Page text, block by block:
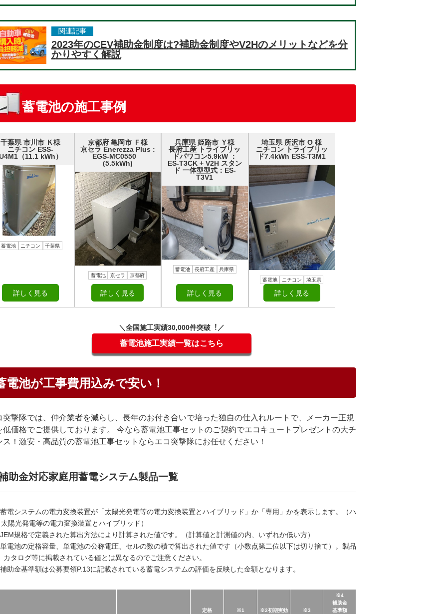
関連記事
2023年のCEV補助金制度は?補助金制度やV2Hのメリットなどを分
かりやすく解説
蓄電池の施工事例
千葉県 市川市 Ｋ様
ニチコン ESS-
（11.1 kWh）
蓄電池 ニチコン 千葉県
詳しく見る
京都府 亀岡市 Ｆ様
京セラ Enerezza Plus :
EGS-MC0550
(5.5kWh)
蓄電池 京セラ 京都府
詳しく見る
兵庫県 姫路市 Ｙ様
長府工産 トライブリッ
ドパワコン5.9kW ：
ES-T3CK + V2H スタン
ド 一体型型式：ES-
T3V1
蓄電池 長府工産 兵庫県
詳しく見る
埼玉県 所沢市 О 様
ニチコン トライブリッ
ド7.4kWh ESS-T3M1
蓄電池 ニチコン 埼玉県
詳しく見る
＼全国施⼯実績30,000件突破︕／
蓄電池施工実績一覧はこちら
電池が工事費用込みで安い！
突撃隊では、仲介業者を減らし、長年のお付き合いで培った独自の仕入れルートで、メーカー正規
低価格でご提供しております。 今なら蓄電池工事セットのご契約でエコキュートプレゼントの大チ
ス！激安・高品質の蓄電池工事セットならエコ突撃隊にお任せください！
助金対応家庭用蓄電システム製品一覧
電システムの電力変換装置が「太陽光発電等の電力変換装置とハイブリッド」か「専用」かを表示します。（ハ
陽光発電等の電力変換装置とハイブリッド）
規格で定義された算出方法により計算された値です。（計算値と計測値の内、いずれか低い方）
電池の定格容量、単電池の公称電圧、セルの数の積で算出された値です（小数点第二位以下は切り捨て）。製品
カタログ等に掲載されている値とは異なるのでご注意ください。
助金基準額は公募要領P.13に記載されている蓄電システムの評価を反映した金額となります。
定格 ※1 ※2初期実効 ※3
※4
補助金
基準額